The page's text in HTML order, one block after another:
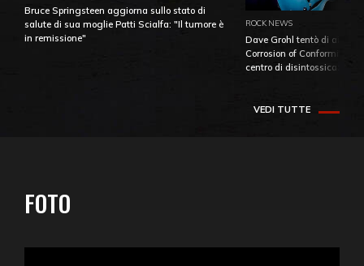
Bruce Springsteen aggiorna sullo stato di
salute di sua moglie Patti Scialfa: "Il tumore è
in remissione"
ROCK NEWS
Dave Grohl tentò di
Corrosion of Conformity
centro di
VEDI TUTTE
FOTO